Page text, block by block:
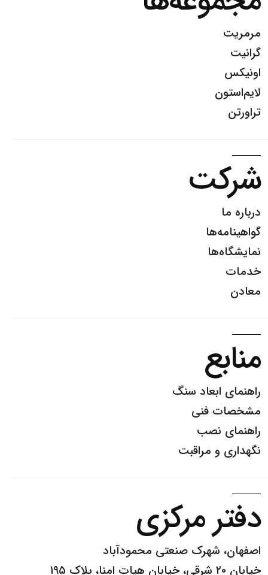
مرمریت
گرانیت
اونیکس
لایم‌استون
تراورتن
شرکت
درباره ما
گواهینامه‌ها
نمایشگاه‌ها
خدمات
معادن
منابع
راهنمای ابعاد سنگ
مشخصات فنی
راهنمای نصب
نگهداری و مراقبت
دفتر مرکزی
اصفهان، شهرک صنعتی محمودآباد
خیابان ۲۰ شرقی، خیابان هیات امنا، پلاک ۱۹۵